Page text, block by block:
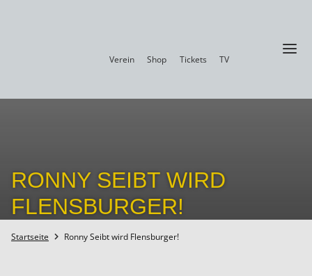
Verein Shop Tickets TV a
RONNY SEIBT WIRD
FLENSBURGER!
Startseite  Ronny Seibt wird Flensburger!